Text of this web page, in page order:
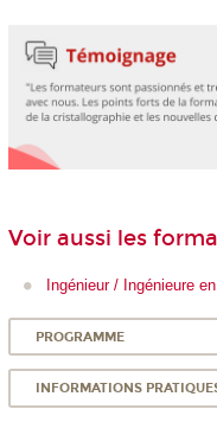
Voir aussi les
Ingénieur / Ingénieure
PROGRAMME
INFORMATIONS